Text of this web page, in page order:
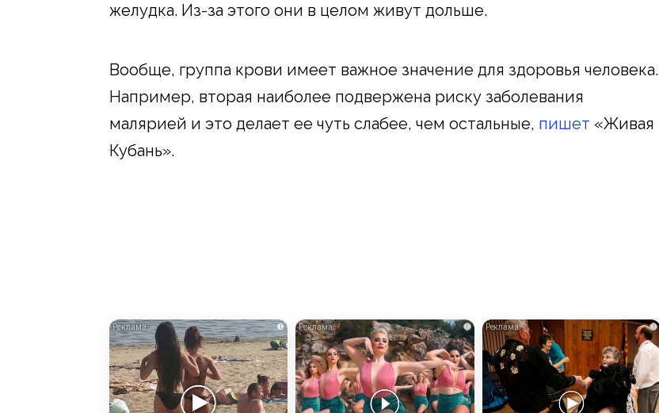
желудка. Из-за этого они в целом живут дольше.
Вообще, группа крови имеет важное значение для здоровья человека.
Например, вторая наиболее подвержена риску заболевания
малярией и это делает ее чуть слабее, чем остальные, пишет «Живая
Кубань».
i i i